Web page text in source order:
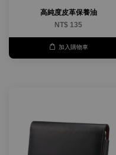
高純度皮革保養油
NT$ 135
加入購物車